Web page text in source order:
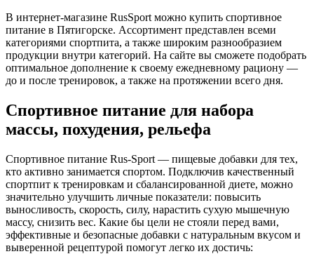
В интернет-магазине RusSport можно купить спортивное
питание в Пятигорске. Ассортимент представлен всеми
категориями спортпита, а также широким разнообразием
продукции внутри категорий. На сайте вы сможете подобрать
оптимальное дополнение к своему ежедневному рациону —
до и после тренировок, а также на протяжении всего дня.
Спортивное питание для набора
массы, похудения, рельефа
Спортивное питание Rus-Sport — пищевые добавки для тех,
кто активно занимается спортом. Подключив качественный
спортпит к тренировкам и сбалансированной диете, можно
значительно улучшить личные показатели: повысить
выносливость, скорость, силу, нарастить сухую мышечную
массу, снизить вес. Какие бы цели не стояли перед вами,
эффективные и безопасные добавки с натуральным вкусом и
выверенной рецептурой помогут легко их достичь: